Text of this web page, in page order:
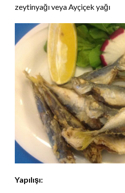
zeytinyağı veya Ayçiçek yağı
Yapılışı: